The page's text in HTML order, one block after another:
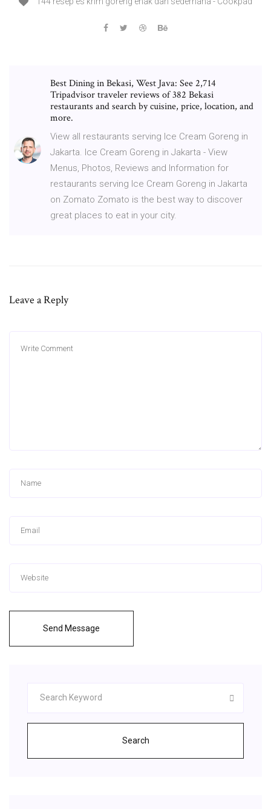
Best Dining in Bekasi, West Java: See 2,714
Tripadvisor traveler reviews of 382 Bekasi
restaurants and search by cuisine, price, location, and
more.
View all restaurants serving Ice Cream Goreng in
Jakarta. Ice Cream Goreng in Jakarta - View
Menus, Photos, Reviews and Information for
restaurants serving Ice Cream Goreng in Jakarta
on Zomato Zomato is the best way to discover
great places to eat in your city.
Leave a Reply
Send Message
Search